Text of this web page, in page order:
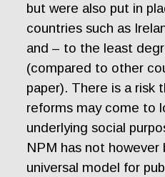
but were also put in
countries such as
and – to the least
(compared to other
paper). There is a risk
reforms may come to
underlying social
NPM has not however
universal model for